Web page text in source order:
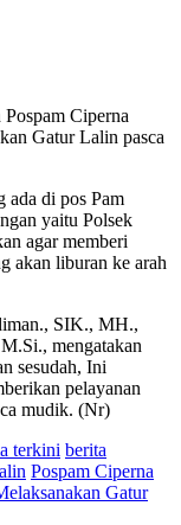
Ciperna
Gatur Lalin pasca
ada di pos Pam
yaitu Polsek
agar memberi
akan liburan ke arah
SIK., MH.,
mengatakan
sesudah, Ini
pelayanan
mudik. (Nr)
terkini berita
Pospam Ciperna
Gatur